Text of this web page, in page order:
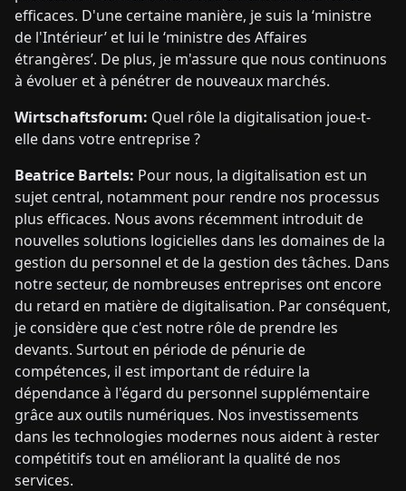
efficaces. D'une certaine manière, je suis la ‘ministre
de l'Intérieur’ et lui le ‘ministre des Affaires
étrangères’. De plus, je m'assure que nous continuons
à évoluer et à pénétrer de nouveaux marchés.
Wirtschaftsforum: Quel rôle la digitalisation joue-t-
elle dans votre entreprise ?
Beatrice Bartels: Pour nous, la digitalisation est un
sujet central, notamment pour rendre nos processus
plus efficaces. Nous avons récemment introduit de
nouvelles solutions logicielles dans les domaines de la
gestion du personnel et de la gestion des tâches. Dans
notre secteur, de nombreuses entreprises ont encore
du retard en matière de digitalisation. Par conséquent,
je considère que c'est notre rôle de prendre les
devants. Surtout en période de pénurie de
compétences, il est important de réduire la
dépendance à l'égard du personnel supplémentaire
grâce aux outils numériques. Nos investissements
dans les technologies modernes nous aident à rester
compétitifs tout en améliorant la qualité de nos
services.